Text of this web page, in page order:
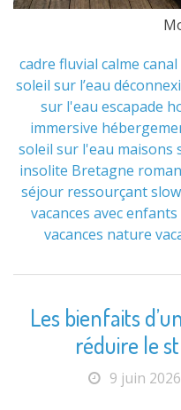
cadre fluvial calme
soleil sur l’eau
sur l'eau escapade
immersive
soleil sur l'eau maisons
insolite Bretagne
séjour ressourçant
vacances avec enfants
vacances nature
Les bienfaits
réduire le
9 juin 2026